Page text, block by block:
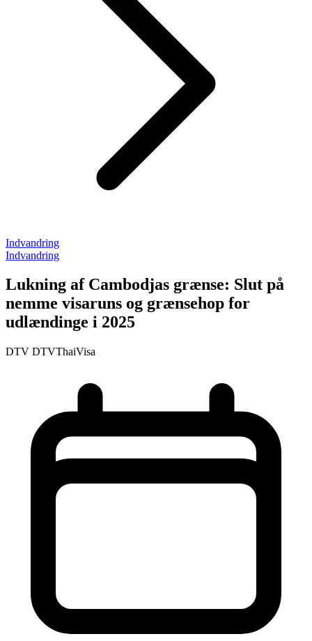
Indvandring
Indvandring
Lukning af Cambodjas grænse: Slut på
nemme visaruns og grænsehop for
udlændinge i 2025
DTV DTVThaiVisa